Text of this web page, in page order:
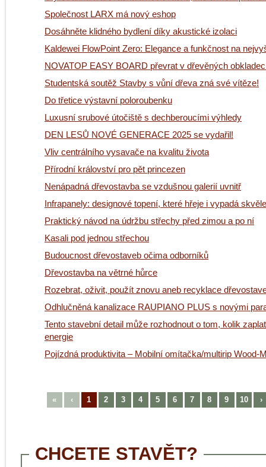
Společnost LARX má nový eshop
Dosáhněte klidného bydlení díky akustické izolaci
Kaldewei FlowPoint Zero: Elegance a funkčnost na
NOVATOP EASY BOARD převrat v dřevěných
Studentská soutěž Stavby s vůní dřeva zná své vítěze!
Do třetice výstavní poloroubenku
Luxusní srubové útočiště s dechberoucími výhledy
DEN LESŮ NOVÉ GENERACE 2025 se vydařil!
Vliv centrálního vysavače na kvalitu života
Přírodní království pro pět princezen
Nenápadná dřevostavba se vzdušnou galerií uvnitř
Infrapanely: designové topení, které hřeje i vypadá skvěle
Praktický návod na údržbu střechy před zimou a po ní
Kasali pod jednou střechou
Budoucnost dřevostaveb očima odborníků
Dřevostavba na větrné hůrce
Rozebrat, oživit, použít znovu aneb recyklace
Odhlučněná kanalizace RAUPIANO PLUS s novými
Tento stavební detail může rozhodnout o tom, kolik
energie
Pojízdná produktivita – Mobilní omítačka/multirip Wood-
« ‹ 1 2 3 4 5 6 7 8 9 10 ›
CHCETE STAVĚT?